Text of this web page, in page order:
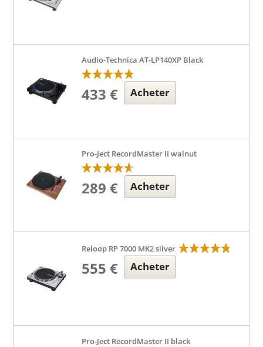
Audio-Technica AT-LP140XP Black
433 € Acheter
Pro-Ject RecordMaster II walnut
289 € Acheter
Reloop RP 7000 MK2 silver
555 € Acheter
Pro-Ject RecordMaster II black